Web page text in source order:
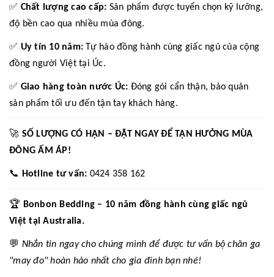
✅ Chất lượng cao cấp: Sản phẩm được tuyển chọn kỹ lưỡng,
độ bền cao qua nhiều mùa đông.
✅ Uy tín 10 năm: Tự hào đồng hành cùng giấc ngủ của cộng
đồng người Việt tại Úc.
✅ Giao hàng toàn nước Úc: Đóng gói cẩn thận, bảo quản
sản phẩm tối ưu đến tận tay khách hàng.
🚀 SỐ LƯỢNG CÓ HẠN – ĐẶT NGAY ĐỂ TẬN HƯỞNG MÙA
ĐÔNG ẤM ÁP!
📞 Hotline tư vấn: 0424 358 162
🏆 Bonbon Bedding – 10 năm đồng hành cùng giấc ngủ
Việt tại Australia.
💬 Nhắn tin ngay cho chúng mình để được tư vấn bộ chăn ga
"may đo" hoàn hảo nhất cho gia đình bạn nhé!